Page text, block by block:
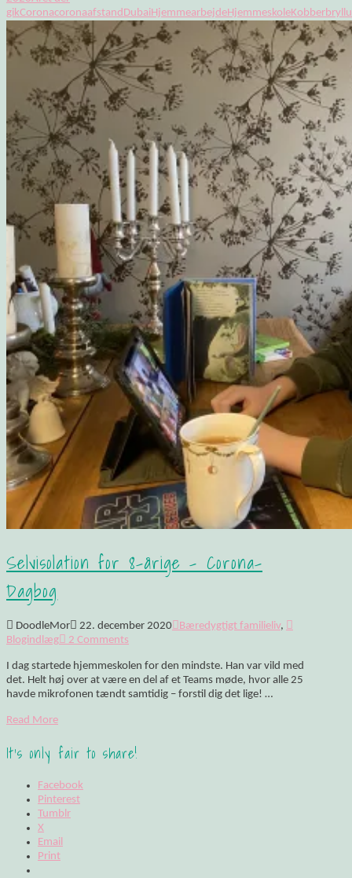
gikCoronacoronaafstandDubaiHjemmearbejdeHjemmeskole
Selvisolation for 8-årige – Corona-
Dagbog
DoodleMor 22. december 2020 Bæredygtigt familieliv,
Blogindlæg
2 Comments
I dag startede hjemmeskolen for den mindste. Han var vild med
det. Helt høj over at være en del af et Teams møde, hvor alle 25
havde mikrofonen tændt samtidig – forstil dig det lige! …
Read More
It's only fair to share!
Facebook
Pinterest
Tumblr
X
Email
Print